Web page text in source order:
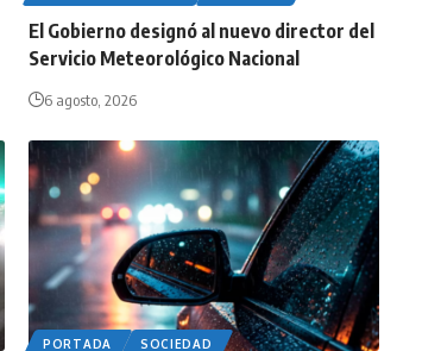
El Gobierno designó al nuevo director del
Servicio Meteorológico Nacional
6 agosto, 2026
PORTADA SOCIEDAD